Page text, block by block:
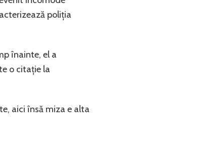
poliția
înainte, el a
o citație la
aici însă miza e alta